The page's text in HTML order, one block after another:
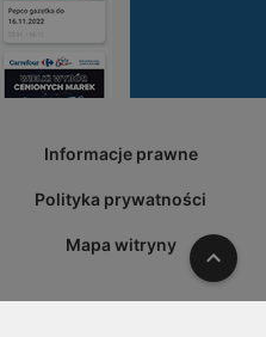
Informacje prawne
Polityka prywatności
Mapa witryny W